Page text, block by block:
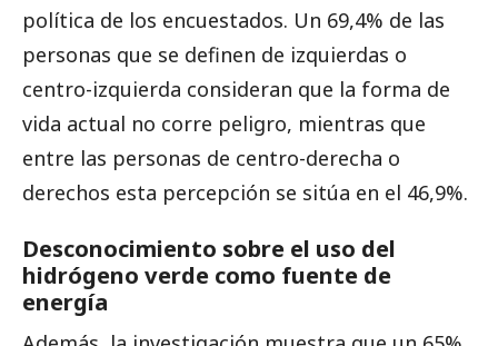
política de los encuestados. Un 69,4% de las
personas que se definen de izquierdas o
centro-izquierda consideran que la forma de
vida actual no corre peligro, mientras que
entre las personas de centro-derecha o
derechos esta percepción se sitúa en el 46,9%.
Desconocimiento sobre el uso del
hidrógeno verde como fuente de
energía